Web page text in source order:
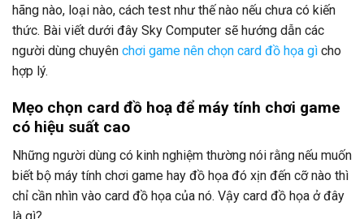
hãng nào, loại nào, cách test như thế nào nếu chưa có kiến
thức. Bài viết dưới đây Sky Computer sẽ hướng dẫn các
người dùng chuyên chơi game nên chọn card đồ họa gì cho
hợp lý.
Mẹo chọn card đồ hoạ để máy tính chơi game
có hiệu suất cao
Những người dùng có kinh nghiệm thường nói rằng nếu muốn
biết bộ máy tính chơi game hay đồ họa đó xịn đến cỡ nào thì
chỉ cần nhìn vào card đồ họa của nó. Vậy card đồ họa ở đây
là gì?